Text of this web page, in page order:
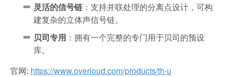
灵活的信号链 ：支持并联处理的分离点设计，可构
建复杂的立体声信号链。
贝司专用 ：拥有一个完整的专门用于贝司的预设
库。
官网: https://www.overloud.com/products/th-u